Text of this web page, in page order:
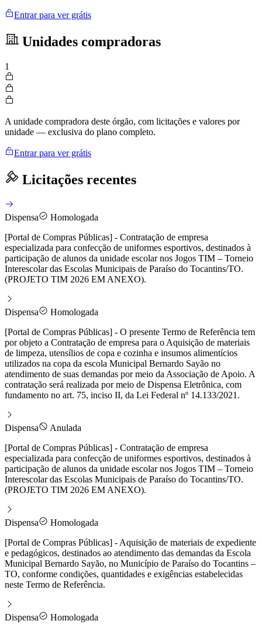
Entrar para ver grátis
Unidades compradoras
1
A unidade compradora deste órgão, com licitações e valores por
unidade — exclusiva do plano completo.
Entrar para ver grátis
Licitações recentes
Dispensa
Homologada
[Portal de Compras Públicas] - Contratação de empresa
especializada para confecção de uniformes esportivos, destinados à
participação de alunos da unidade escolar nos Jogos TIM – Torneio
Interescolar das Escolas Municipais de Paraíso do Tocantins/TO.
(PROJETO TIM 2026 EM ANEXO).
Dispensa
Homologada
[Portal de Compras Públicas] - O presente Termo de Referência tem
por objeto a Contratação de empresa para o Aquisição de materiais
de limpeza, utensílios de copa e cozinha e insumos alimentícios
utilizados na copa da escola Municipal Bernardo Sayão no
atendimento de suas demandas por meio da Associação de Apoio. A
contratação será realizada por meio de Dispensa Eletrônica, com
fundamento no art. 75, inciso II, da Lei Federal nº 14.133/2021.
Dispensa
Anulada
[Portal de Compras Públicas] - Contratação de empresa
especializada para confecção de uniformes esportivos, destinados à
participação de alunos da unidade escolar nos Jogos TIM – Torneio
Interescolar das Escolas Municipais de Paraíso do Tocantins/TO.
(PROJETO TIM 2026 EM ANEXO).
Dispensa
Homologada
[Portal de Compras Públicas] - Aquisição de materiais de expediente
e pedagógicos, destinados ao atendimento das demandas da Escola
Municipal Bernardo Sayão, no Município de Paraíso do Tocantins –
TO, conforme condições, quantidades e exigências estabelecidas
neste Termo de Referência.
Dispensa
Homologada